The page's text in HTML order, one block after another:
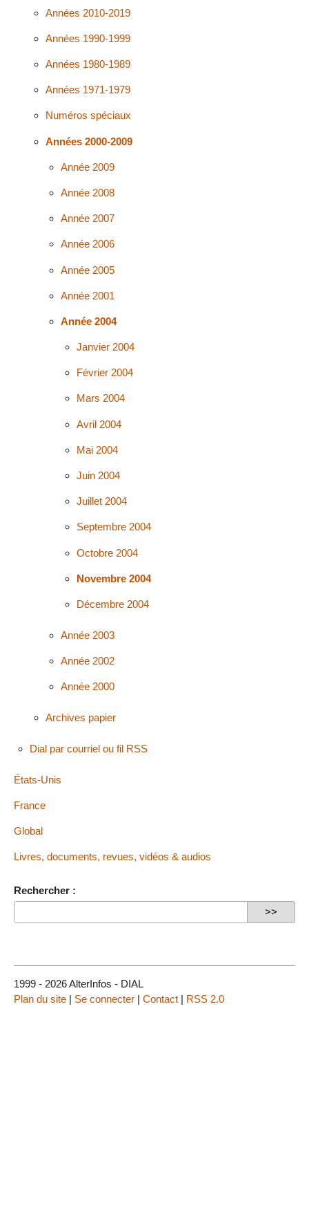
Années 2010-2019
Années 1990-1999
Années 1980-1989
Années 1971-1979
Numéros spéciaux
Années 2000-2009
Année 2009
Année 2008
Année 2007
Année 2006
Année 2005
Année 2001
Année 2004
Janvier 2004
Février 2004
Mars 2004
Avril 2004
Mai 2004
Juin 2004
Juillet 2004
Septembre 2004
Octobre 2004
Novembre 2004
Décembre 2004
Année 2003
Année 2002
Année 2000
Archives papier
Dial par courriel ou fil RSS
États-Unis
France
Global
Livres, documents, revues, vidéos & audios
Rechercher :
1999 - 2026 AlterInfos - DIAL
Plan du site | Se connecter | Contact | RSS 2.0